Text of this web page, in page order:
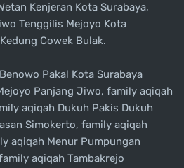
Kenjeran Kota Surabaya,
Tenggilis Mejoyo Kota
Cowek Bulak.
Pakal Kota Surabaya
Panjang Jiwo, family aqiqah
aqiqah Dukuh Pakis Dukuh
Simokerto, family aqiqah
aqiqah Menur Pumpungan
aqiqah Tambakrejo